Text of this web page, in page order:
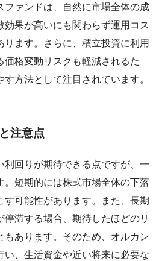
ファンドは、自然に市場全体の成
効果が高いにも関わらず運用コス
ります。さらに、積立投資に利用
価格変動リスクも軽減されるた
方法として注目されています。
注意点
回りが期待できる点ですが、一
。短期的には株式市場全体の下落
す可能性があります。また、長期
停滞する場合、期待したほどのリ
もあります。そのため、オルカン
い、生活資金や近い将来に必要な